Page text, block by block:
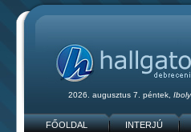
2026. augusztus 7. péntek,
FŐOLDAL INTERJÚ